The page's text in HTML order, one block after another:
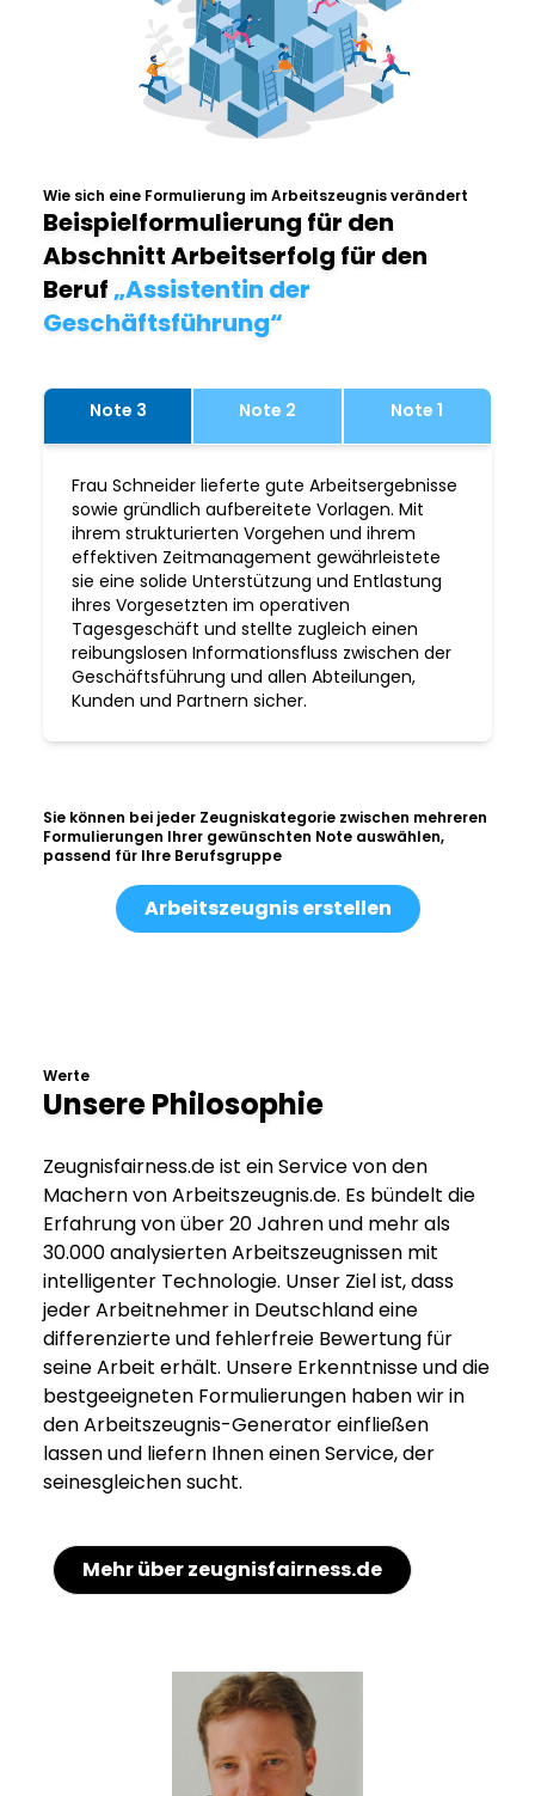
Wie sich eine Formulierung im Arbeitszeugnis verändert
Beispielformulierung für den
Abschnitt Arbeitserfolg für den
Beruf„Assistentin der
Geschäftsführung“
Note 3 Note 2 Note 1
Frau Schneider lieferte gute Arbeitsergebnisse
sowie gründlich aufbereitete Vorlagen. Mit
ihrem strukturierten Vorgehen und ihrem
effektiven Zeitmanagement gewährleistete
sie eine solide Unterstützung und Entlastung
ihres Vorgesetzten im operativen
Tagesgeschäft und stellte zugleich einen
reibungslosen Informationsfluss zwischen der
Geschäftsführung und allen Abteilungen,
Kunden und Partnern sicher.
Sie können bei jeder Zeugniskategorie zwischen mehreren
Formulierungen Ihrer gewünschten Note auswählen,
passend für Ihre Berufsgruppe
Arbeitszeugnis erstellen
Werte
Unsere Philosophie
Zeugnisfairness.de ist ein Service von den
Machern von Arbeitszeugnis.de. Es bündelt die
Erfahrung von über 20 Jahren und mehr als
30.000 analysierten Arbeitszeugnissen mit
intelligenter Technologie. Unser Ziel ist, dass
jeder Arbeitnehmer in Deutschland eine
differenzierte und fehlerfreie Bewertung für
seine Arbeit erhält. Unsere Erkenntnisse und die
bestgeeigneten Formulierungen haben wir in
den Arbeitszeugnis-Generator einfließen
lassen und liefern Ihnen einen Service, der
seinesgleichen sucht.
Mehr über zeugnisfairness.de